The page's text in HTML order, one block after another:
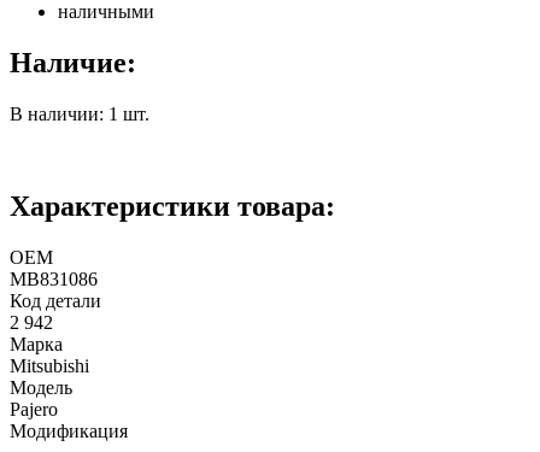
наличными
Наличие:
В наличии: 1 шт.
Характеристики товара:
ОЕМ
MB831086
Код детали
2 942
Марка
Mitsubishi
Модель
Pajero
Модификация